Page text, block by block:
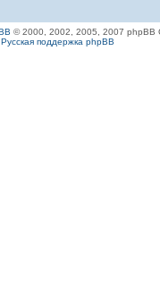
© 2000, 2002, 2005, 2007 phpBB
Русская поддержка phpBB